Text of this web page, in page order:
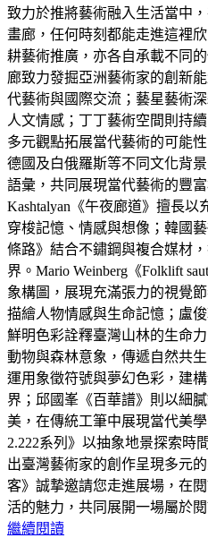
致力於推將藝術融入生活當中
畫廊，任何時刻都能走進這裡
耕藝術推廣，亦各自承載不同
廊致力發掘亞洲藝術家的創新
代藝術與國際交流；藝星藝術
人文情感；丁丁藝術空間則持
多元觀點拓展當代藝術的可能
德國及白俄羅斯等不同文化背
語彙，共同展現當代藝術的豐
Kashtalyan《午夜廊道》擅長
穿梭記憶、情感與想像；韓國
條路》結合不鏽鋼與複合媒材
界。Mario Weinberg《Folklift
象構圖，展現充滿張力的視覺
描繪人物情感與生命記憶；盧
鮮明色彩詮釋臺灣山林的生命
動物與森林意象，傳遞自然共
運用象徵符號與夢幻色彩，建
界；邱國峯《百華譜》則以細
美，在傳統工筆中展現當代美
2.222系列》以抽象地景探索時
出臺灣藝術家的創作呈現多元
客》誠摯邀請您走進展場，在
活的魅力，共同展開一場屬於
繼續閱讀